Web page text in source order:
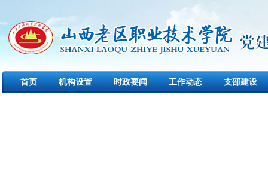
首页 机构设置 时政要闻 工作动态 支部建设